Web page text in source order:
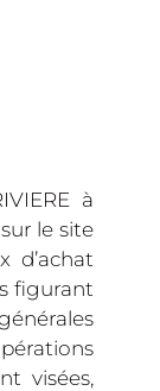
à
le site
d’achat
figurant
visées,